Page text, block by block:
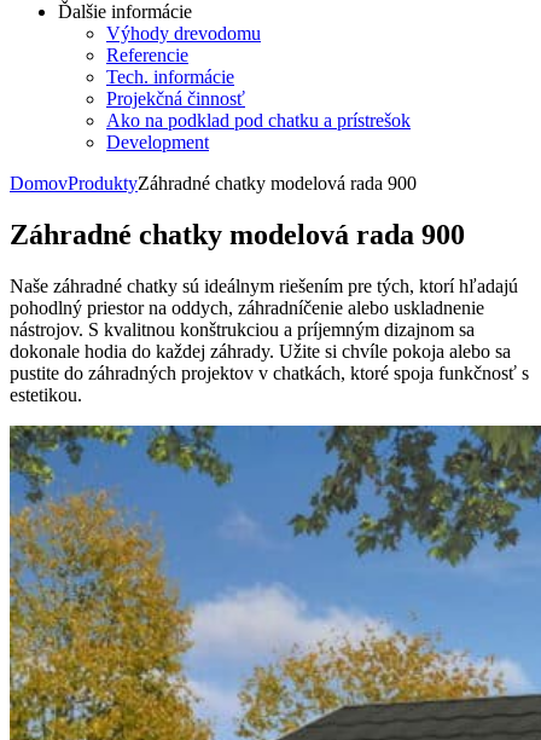
Ďalšie informácie
Výhody drevodomu
Referencie
Tech. informácie
Projekčná činnosť
Ako na podklad pod chatku a prístrešok
Development
DomovProduktyZáhradné chatky modelová rada 900
Záhradné chatky modelová rada 900
Naše záhradné chatky sú ideálnym riešením pre tých, ktorí hľadajú
pohodlný priestor na oddych, záhradníčenie alebo uskladnenie
nástrojov. S kvalitnou konštrukciou a príjemným dizajnom sa
dokonale hodia do každej záhrady. Užite si chvíle pokoja alebo sa
pustite do záhradných projektov v chatkách, ktoré spoja funkčnosť s
estetikou.